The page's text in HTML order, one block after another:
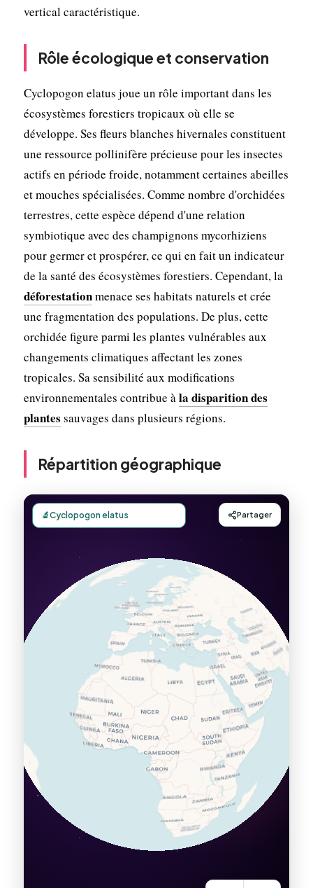
vertical caractéristique.
Rôle écologique et conservation
Cyclopogon elatus joue un rôle important dans les
écosystèmes forestiers tropicaux où elle se
développe. Ses fleurs blanches hivernales constituent
une ressource pollinifère précieuse pour les insectes
actifs en période froide, notamment certaines abeilles
et mouches spécialisées. Comme nombre d'orchidées
terrestres, cette espèce dépend d'une relation
symbiotique avec des champignons mycorhiziens
pour germer et prospérer, ce qui en fait un indicateur
de la santé des écosystèmes forestiers. Cependant, la
déforestationmenace ses habitats naturels et crée
une fragmentation des populations. De plus, cette
orchidée figure parmi les plantes vulnérables aux
changements climatiques affectant les zones
tropicales. Sa sensibilité aux modifications
environnementales contribue àla disparition des
plantes sauvages dans plusieurs régions.
Répartition géographique